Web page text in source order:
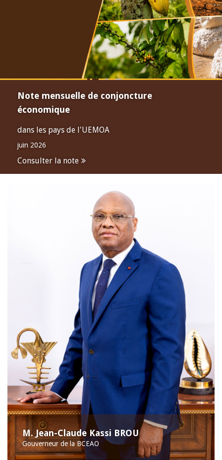
Note mensuelle de conjoncture
économique
dans les pays de l'UEMOA
juin 2026
Consulter la note
M. Jean-Claude Kassi BROU
Gouverneur de la BCEAO